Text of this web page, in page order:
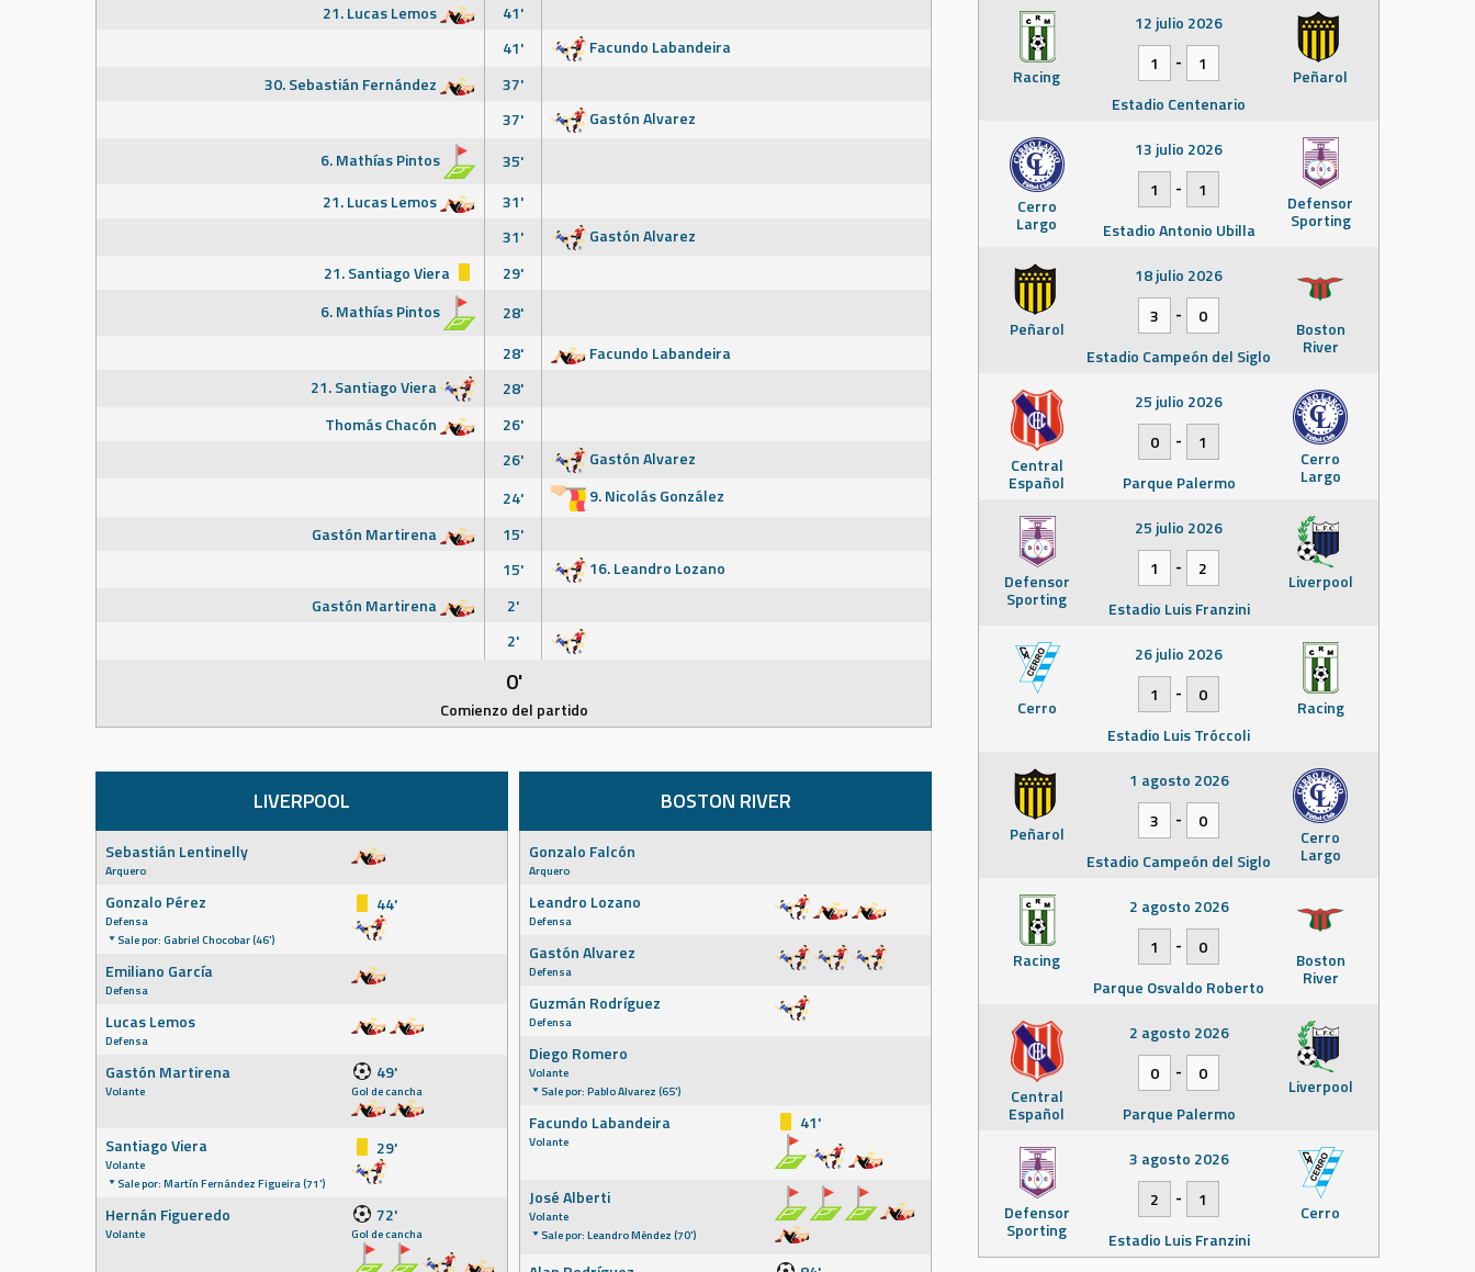
21. Lucas Lemos
41'
41'
Facundo Labandeira
30. Sebastián Fernández
37'
37'
Gastón Alvarez
6. Mathías Pintos
35'
21. Lucas Lemos
31'
31'
Gastón Alvarez
21. Santiago Viera
29'
6. Mathías Pintos
28'
28'
Facundo Labandeira
21. Santiago Viera
28'
Thomás Chacón
26'
26'
Gastón Alvarez
24'
9. Nicolás González
Gastón Martirena
15'
15'
16. Leandro Lozano
Gastón Martirena
2'
2'
0'
Comienzo del partido
LIVERPOOL
Sebastián Lentinelly
Arquero
Gonzalo Pérez
Defensa
Sale por: Gabriel Chocobar (46')
44'
Emiliano García
Defensa
Lucas Lemos
Defensa
Gastón Martirena
Volante
49'
Gol de cancha
Santiago Viera
Volante
Sale por: Martín Fernández Figueira (71')
29'
Hernán Figueredo
Volante
72'
Gol de cancha
BOSTON RIVER
Gonzalo Falcón
Arquero
Leandro Lozano
Defensa
Gastón Alvarez
Defensa
Guzmán Rodríguez
Defensa
Diego Romero
Volante
Sale por: Pablo Alvarez (65')
Facundo Labandeira
Volante
41'
José Alberti
Volante
Sale por: Leandro Méndez (70')
Racing Peñarol
12 julio 2026
1
-
1
Estadio Centenario
Cerro
Largo
Defensor
Sporting
13 julio 2026
1
-
1
Estadio Antonio Ubilla
Peñarol Boston
River
18 julio 2026
3
-
0
Estadio Campeón del Siglo
Central
Español
Cerro
Largo
25 julio 2026
0
-
1
Parque Palermo
Defensor
Sporting
Liverpool
25 julio 2026
1
-
2
Estadio Luis Franzini
Cerro Racing
26 julio 2026
1
-
0
Estadio Luis Tróccoli
Peñarol Cerro
Largo
1 agosto 2026
3
-
0
Estadio Campeón del Siglo
Racing Boston
River
2 agosto 2026
1
-
0
Parque Osvaldo Roberto
Central
Español
Liverpool
2 agosto 2026
0
-
0
Parque Palermo
Defensor
Sporting
Cerro
3 agosto 2026
2
-
1
Estadio Luis Franzini